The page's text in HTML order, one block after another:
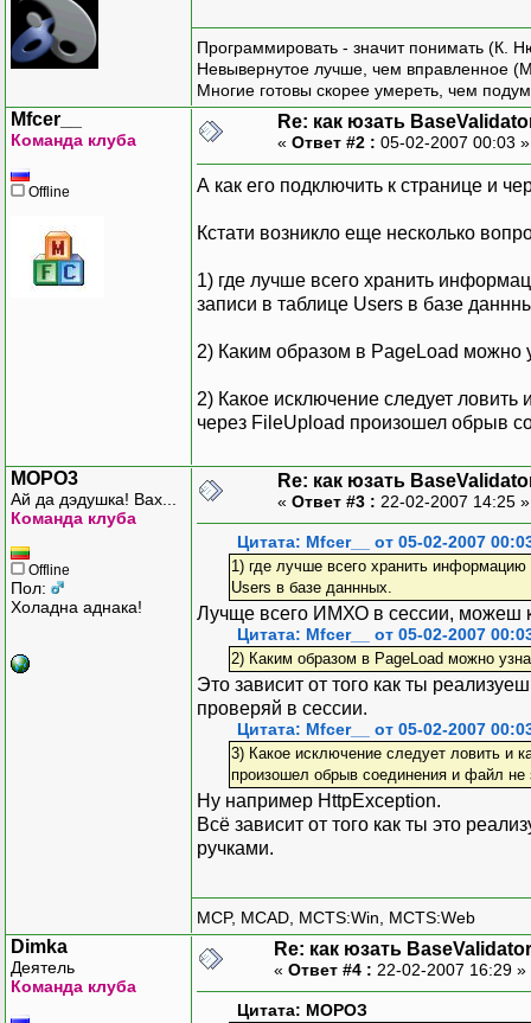
Программировать - значит понимать (К.
Невывернутое лучше, чем вправленное
Многие готовы скорее умереть, чем
Mfcer__
Команда клуба
Offline
Re: как юзать
« Ответ #2 : 05-02-2007 00:03
А как его подключить к странице и
Кстати возникло еще несколько
1) где лучше всего хранить
записи в таблице Users в базе
2) Каким образом в PageLoad можно
2) Какое исключение следует ловить
через FileUpload произошел обрыв
MOPO3
Ай да дэдушка! Вах...
Команда клуба
Offline
Пол:
Холадна аднака!
Re: как юзать
« Ответ #3 : 22-02-2007 14:25
Цитата: Mfcer__ от 05-02-2007
1) где лучше всего хранить
Users в базе даннных.
Лучще всего ИМХО в сессии, можеш
Цитата: Mfcer__ от 05-02-2007
2) Каким образом в PageLoad можно
Это зависит от того как ты
проверяй в сессии.
Цитата: Mfcer__ от 05-02-2007
3) Какое исключение следует ловить и
произошел обрыв соединения и файл не
Ну например HttpException.
Всё зависит от того как ты это
ручками.
MCP, MCAD, MCTS:Win, MCTS:Web
Dimka
Деятель
Команда клуба
Re: как юзать
« Ответ #4 : 22-02-2007 16:29 »
Цитата: МОРОЗ